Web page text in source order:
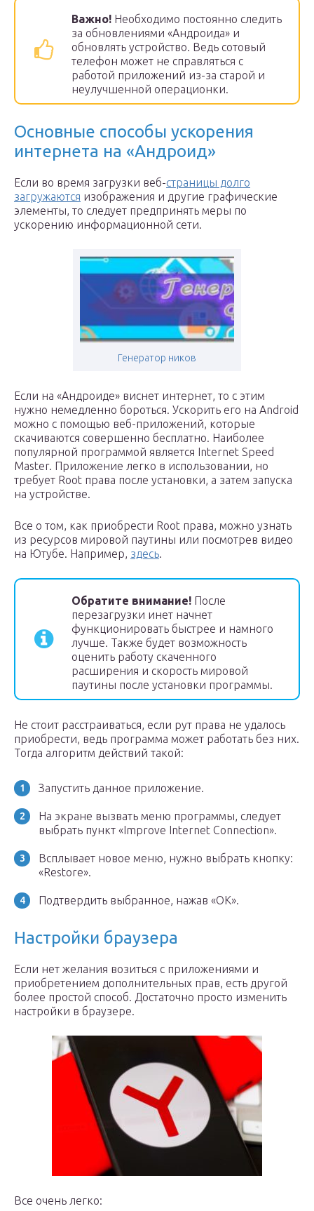
Важно! Необходимо постоянно следить
за обновлениями «Андроида» и
обновлять устройство. Ведь сотовый
телефон может не справляться с
работой приложений из-за старой и
неулучшенной операционки.
Основные способы ускорения
интернета на «Андроид»
Если во время загрузки веб-страницы долго
загружаются изображения и другие графические
элементы, то следует предпринять меры по
ускорению информационной сети.
Генератор ников
Если на «Андроиде» виснет интернет, то с этим
нужно немедленно бороться. Ускорить его на Android
можно с помощью веб-приложений, которые
скачиваются совершенно бесплатно. Наиболее
популярной программой является Internet Speed
Master. Приложение легко в использовании, но
требует Root права после установки, а затем запуска
на устройстве.
Все о том, как приобрести Root права, можно узнать
из ресурсов мировой паутины или посмотрев видео
на Ютубе. Например, здесь.
Обратите внимание! После
перезагрузки инет начнет
функционировать быстрее и намного
лучше. Также будет возможность
оценить работу скаченного
расширения и скорость мировой
паутины после установки программы.
Не стоит расстраиваться, если рут права не удалось
приобрести, ведь программа может работать без них.
Тогда алгоритм действий такой:
Запустить данное приложение.
На экране вызвать меню программы, следует
выбрать пункт «Improve Internet Connection».
Всплывает новое меню, нужно выбрать кнопку:
«Restore».
Подтвердить выбранное, нажав «ОК».
Настройки браузера
Если нет желания возиться с приложениями и
приобретением дополнительных прав, есть другой
более простой способ. Достаточно просто изменить
настройки в браузере.
Все очень легко: